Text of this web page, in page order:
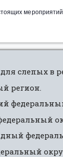
слепых в
регион.